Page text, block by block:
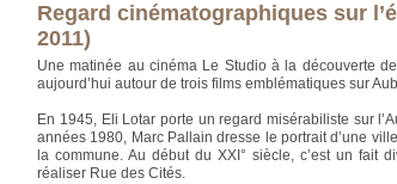
Regard cinématographiques sur
2011)
Une matinée au cinéma Le Studio à la découverte
aujourd’hui autour de trois films emblématiques sur
En 1945, Eli Lotar porte un regard misérabiliste sur
années 1980, Marc Pallain dresse le portrait d’une
la commune. Au début du XXI° siècle, c’est un fait
réaliser Rue des Cités.